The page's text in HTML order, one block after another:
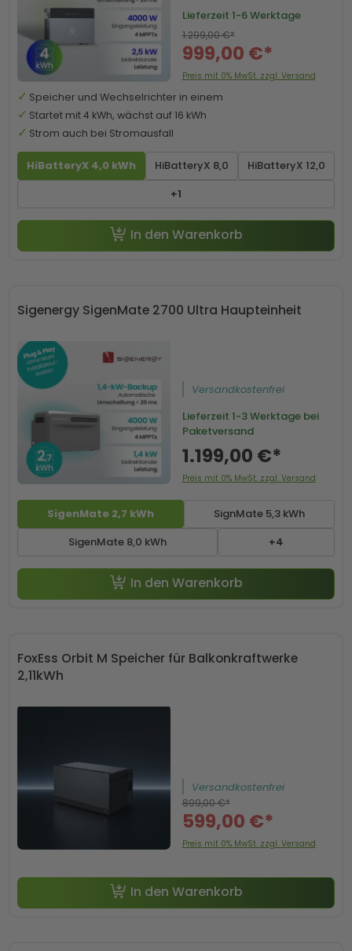
HiBatteryX 4,0 kWh HiBatteryX 8,0
HiBatteryX 12,0
+1
Lieferzeit 1-6 Werktage
999,00 €*
1.299,00 €*
Preis mit 0% MwSt. zzgl. Versand
Speicher und Wechselrichter in einem
Startet mit 4 kWh, wächst auf 16 kWh
Strom auch bei Stromausfall
In den Warenkorb
Sigenergy SigenMate 2700 Ultra Haupteinheit
SigenMate 2,7 kWh
SignMate 5,3 kWh
SigenMate 8,0 kWh
+4
Versandkostenfrei
Lieferzeit 1-3 Werktage bei
Paketversand
1.199,00 €*
Preis mit 0% MwSt. zzgl. Versand
In den Warenkorb
FoxEss Orbit M Speicher für Balkonkraftwerke
2,11kWh
Versandkostenfrei
599,00 €*
899,00 €*
Preis mit 0% MwSt. zzgl. Versand
In den Warenkorb